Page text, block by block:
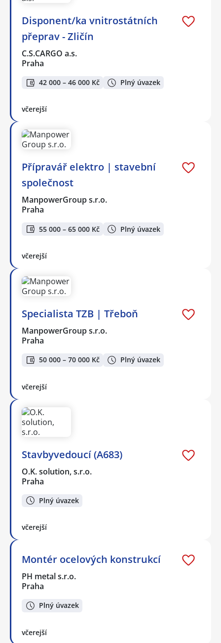
Disponent/ka vnitrostátních
přeprav - Zličín
C.S.CARGO a.s.
Praha
42 000 – 46 000 Kč Plný úvazek
včerejší
Přípravář elektro | stavební
společnost
ManpowerGroup s.r.o.
Praha
55 000 – 65 000 Kč Plný úvazek
včerejší
Specialista TZB | Třeboň
ManpowerGroup s.r.o.
Praha
50 000 – 70 000 Kč Plný úvazek
včerejší
Stavbyvedoucí (A683)
O.K. solution, s.r.o.
Praha
Plný úvazek
včerejší
Montér ocelových konstrukcí
PH metal s.r.o.
Praha
Plný úvazek
včerejší